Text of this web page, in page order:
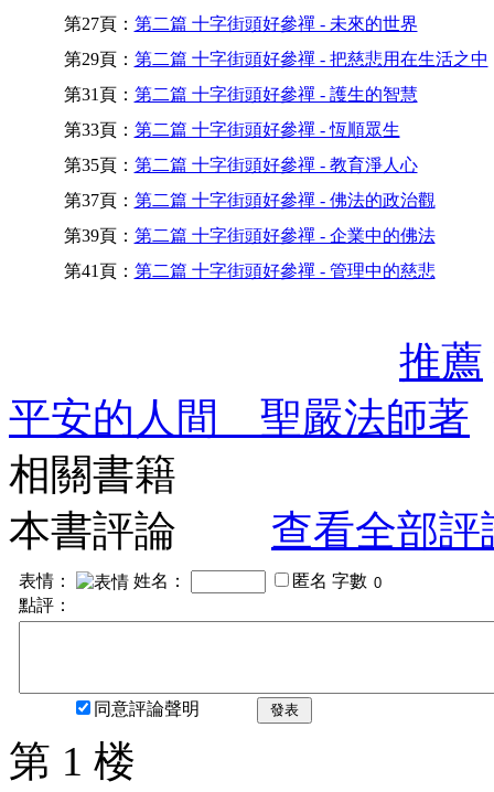
第27頁： 第二篇 十字街頭好參禪 - 未來的世界
第29頁： 第二篇 十字街頭好參禪 - 把慈悲用在生活之中
第31頁： 第二篇 十字街頭好參禪 - 護生的智慧
第33頁： 第二篇 十字街頭好參禪 - 恆順眾生
第35頁： 第二篇 十字街頭好參禪 - 教育淨人心
第37頁： 第二篇 十字街頭好參禪 - 佛法的政治觀
第39頁： 第二篇 十字街頭好參禪 - 企業中的佛法
第41頁： 第二篇 十字街頭好參禪 - 管理中的慈悲
推薦
平安的人間 聖嚴法師著
相關書籍
本書評論
查看全部評
表情： 姓名： 匿名 字數
點評：
同意評論聲明 發表
第 1 楼